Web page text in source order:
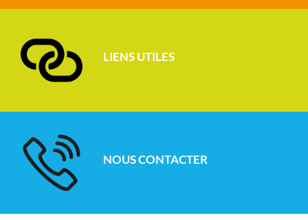
LIENS UTILES
NOUS CONTACTER